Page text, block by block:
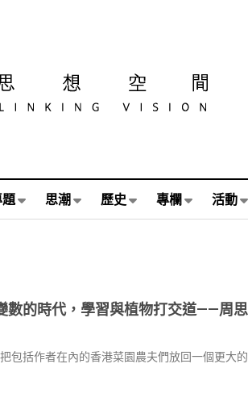
思潮 歷史 專欄 活動
數的時代，學習與植物打交道——周
包括作者在內的香港菜園農夫們放回一個更大